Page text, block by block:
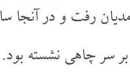
رفت و در آنجا
سر چاهی نشسته بود.